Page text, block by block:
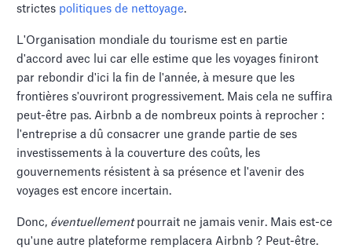
strictes politiques de nettoyage.
L'Organisation mondiale du tourisme est en partie
d'accord avec lui car elle estime que les voyages finiront
par rebondir d'ici la fin de l'année, à mesure que les
frontières s'ouvriront progressivement. Mais cela ne suffira
peut-être pas. Airbnb a de nombreux points à reprocher :
l'entreprise a dû consacrer une grande partie de ses
investissements à la couverture des coûts, les
gouvernements résistent à sa présence et l'avenir des
voyages est encore incertain.
Donc, éventuellement pourrait ne jamais venir. Mais est-ce
qu'une autre plateforme remplacera Airbnb ? Peut-être.